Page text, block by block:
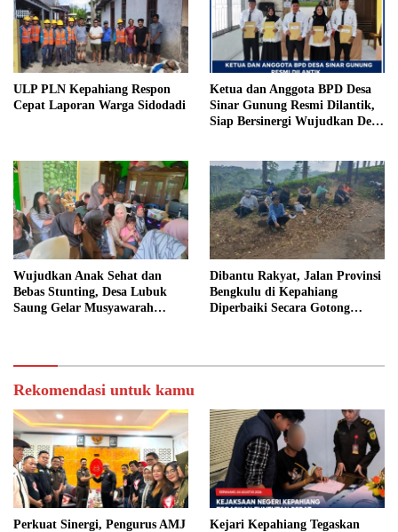
ULP PLN Kepahiang Respon
Cepat Laporan Warga Sidodadi
Ketua dan Anggota BPD Desa
Sinar Gunung Resmi Dilantik,
Siap Bersinergi Wujudkan Desa
Wujudkan Anak Sehat dan
Bebas Stunting, Desa Lubuk
Saung Gelar Musyawarah
Dibantu Rakyat, Jalan Provinsi
Bengkulu di Kepahiang
Diperbaiki Secara Gotong
Rekomendasi untuk kamu
Perkuat Sinergi, Pengurus AMJ
Kejari Kepahiang Tegaskan